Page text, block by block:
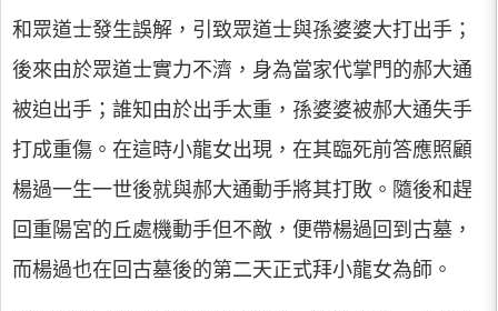
和眾道士發生誤解，引致眾道士與孫婆婆大打出手；
後來由於眾道士實力不濟，身為當家代掌門的郝大通
被迫出手；誰知由於出手太重，孫婆婆被郝大通失手
打成重傷。在這時小龍女出現，在其臨死前答應照顧
楊過一生一世後就與郝大通動手將其打敗。隨後和趕
回重陽宮的丘處機動手但不敵，便帶楊過回到古墓，
而楊過也在回古墓後的第二天正式拜小龍女為師。